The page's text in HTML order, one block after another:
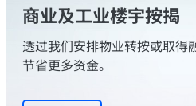
商业及工业楼宇按揭
透过我们安排物业转按或取得
节省更多资金。